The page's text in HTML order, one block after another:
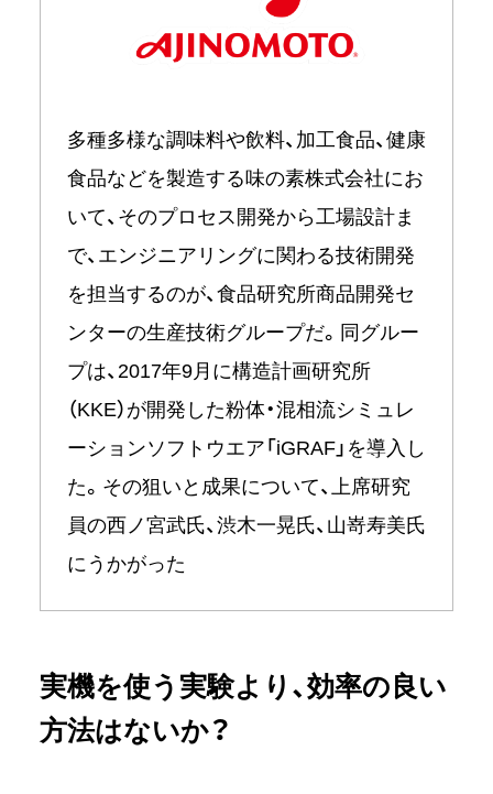
多種多様な調味料や飲料、加工食品、健康
食品などを製造する味の素株式会社にお
いて、そのプロセス開発から工場設計ま
で、エンジニアリングに関わる技術開発
を担当するのが、食品研究所商品開発セ
ンターの生産技術グループだ。同グルー
プは、2017年9月に構造計画研究所
（KKE）が開発した粉体・混相流シミュレ
ーションソフトウエア「iGRAF」を導入し
た。その狙いと成果について、上席研究
員の西ノ宮武氏、渋木一晃氏、山嵜寿美氏
にうかがった
実機を使う実験より、効率の良い
方法はないか？